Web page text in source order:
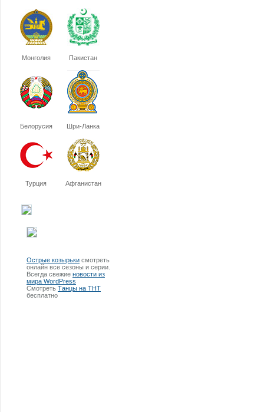
Монголия Пакистан
Белорусия Шри-Ланка
Турция Афганистан
Острые козырьки смотреть
онлайн все сезоны и серии.
Всегда свежие новости из
мира WordPress
Смотреть Танцы на ТНТ
бесплатно